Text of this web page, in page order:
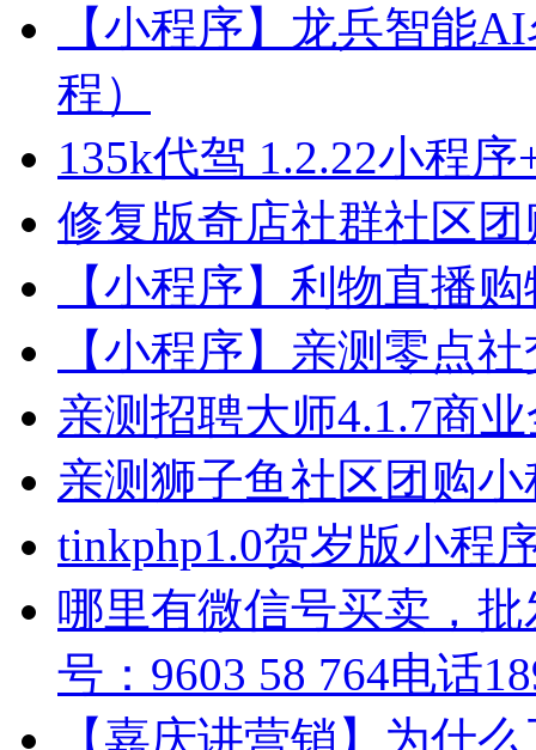
【小程序】龙兵智能
程）
135k代驾 1.2.22小程
修复版奇店社群社区
【小程序】利物直播
【小程序】亲测零点
亲测招聘大师4.1.7商
亲测狮子鱼社区团购小
tinkphp1.0贺岁版小程
哪里有微信号买卖，
号：9603 58 764电话
【嘉庆讲营销】为什